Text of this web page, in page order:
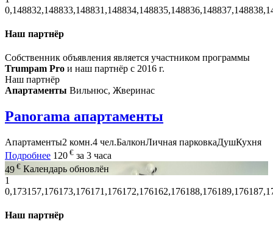
Наш партнёр
Собственник объявления является участником программы
Trumpam Pro и наш партнёр с 2016 г.
Наш партнёр
Апартаменты Вильнюс, Жверинас
Panorama апартаменты
Апартаменты2 комн.4 чел.БалконЛичная парковкаДушКухня
Подробнее 120 € за 3 часа
49 € Календарь обновлён
1
Наш партнёр